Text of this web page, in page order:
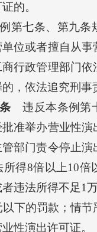
的。
第七条、第九条
位或者擅自从事
行政管理部门依
，依法追究刑事
违反本条例第
准举办营业性演
管部门责令停止
所得8倍以上10倍
违法所得不足1
以下的罚款；情
性演出许可证。